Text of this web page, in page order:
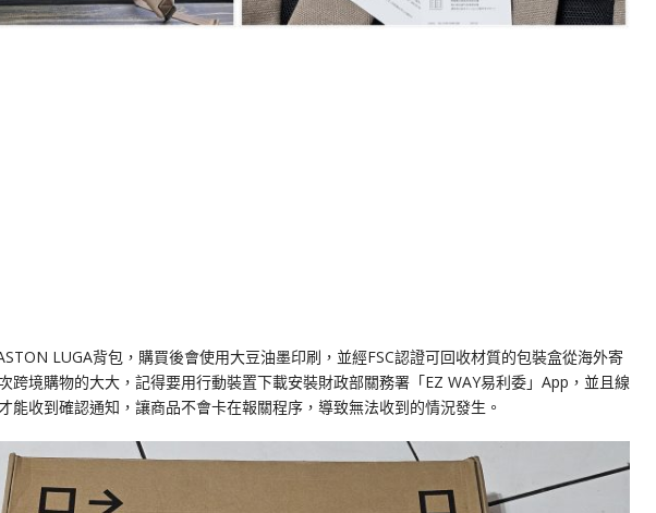
LUGA背包，購買後會使用大豆油墨印刷，並經FSC認證可回收材質的包裝盒從海外寄
跨境購物的大大，記得要用行動裝置下載安裝財政部關務署「EZ WAY易利委」App，並且線
能收到確認通知，讓商品不會卡在報關程序，導致無法收到的情況發生。